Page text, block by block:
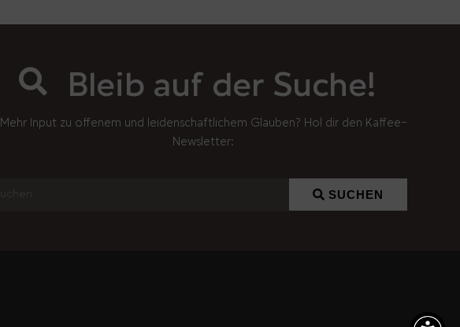
Bleib auf der Suche!
Mehr Input zu offenem und leidenschaftlichem Glauben? Hol dir den Kaffee-
Newsletter:
SUCHEN